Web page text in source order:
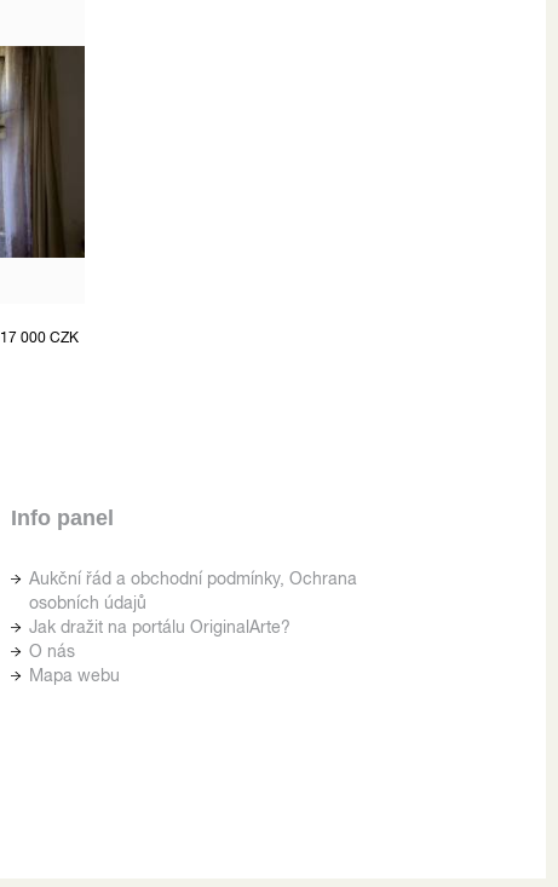
17 000 CZK
Info panel
Aukční řád a obchodní podmínky, Ochrana
osobních údajů
Jak dražit na portálu OriginalArte?
O nás
Mapa webu